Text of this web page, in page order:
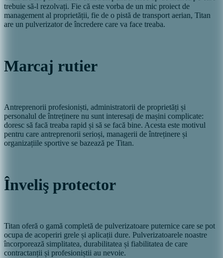
trebuie să-l rezolvați. Fie că este vorba de un mic proiect de
management al proprietății, fie de o pistă de transport aerian, Titan
are un pulverizator de încredere care va face treaba.
Marcaj rutier
Antreprenorii profesioniști, administratorii de proprietăți și
personalul de întreținere nu sunt interesați de mașini complicate:
doresc să facă treaba rapid și să se facă bine. Acesta este motivul
pentru care antreprenorii serioși, managerii de întreținere și
organizațiile sportive se bazează pe Titan.
Înveliş protector
Titan oferă o gamă completă de pulverizatoare puternice care se pot
ocupa de acoperiri grele și aplicații dure. Pulverizatoarele noastre
încorporează simplitatea, durabilitatea și fiabilitatea de care
contractanții și profesioniștii au nevoie.